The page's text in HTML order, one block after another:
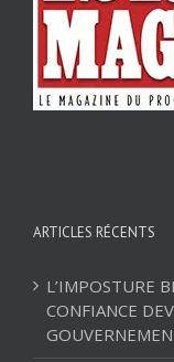
ARTICLES RÉCENTS
L’IMPOSTURE
CONFIANCE